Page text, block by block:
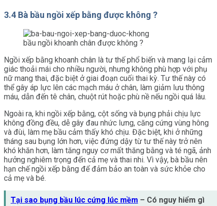
3.4 Bà bầu ngồi xếp bằng được không ?
bầu ngồi khoanh chân được không ?
Ngồi xếp bằng khoanh chân là tư thế phổ biến và mang lại cảm
giác thoải mái cho nhiều người, nhưng không phù hợp với phụ
nữ mang thai, đặc biệt ở giai đoạn cuối thai kỳ. Tư thế này có
thể gây áp lực lên các mạch máu ở chân, làm giảm lưu thông
máu, dẫn đến tê chân, chuột rút hoặc phù nề nếu ngồi quá lâu.
Ngoài ra, khi ngồi xếp bằng, cột sống và bụng phải chịu lực
không đồng đều, dễ gây đau nhức lưng, căng cứng vùng hông
và đùi, làm mẹ bầu cảm thấy khó chịu. Đặc biệt, khi ở những
tháng sau bụng lớn hơn, việc đứng dậy từ tư thế này trở nên
khó khăn hơn, làm tăng nguy cơ mất thăng bằng và té ngã, ảnh
hưởng nghiêm trọng đến cả mẹ và thai nhi. Vì vậy, bà bầu nên
hạn chế ngồi xếp bằng để đảm bảo an toàn và sức khỏe cho
cả mẹ và bé.
Tại sao bụng bầu lúc cứng lúc mềm – Có nguy hiểm gì